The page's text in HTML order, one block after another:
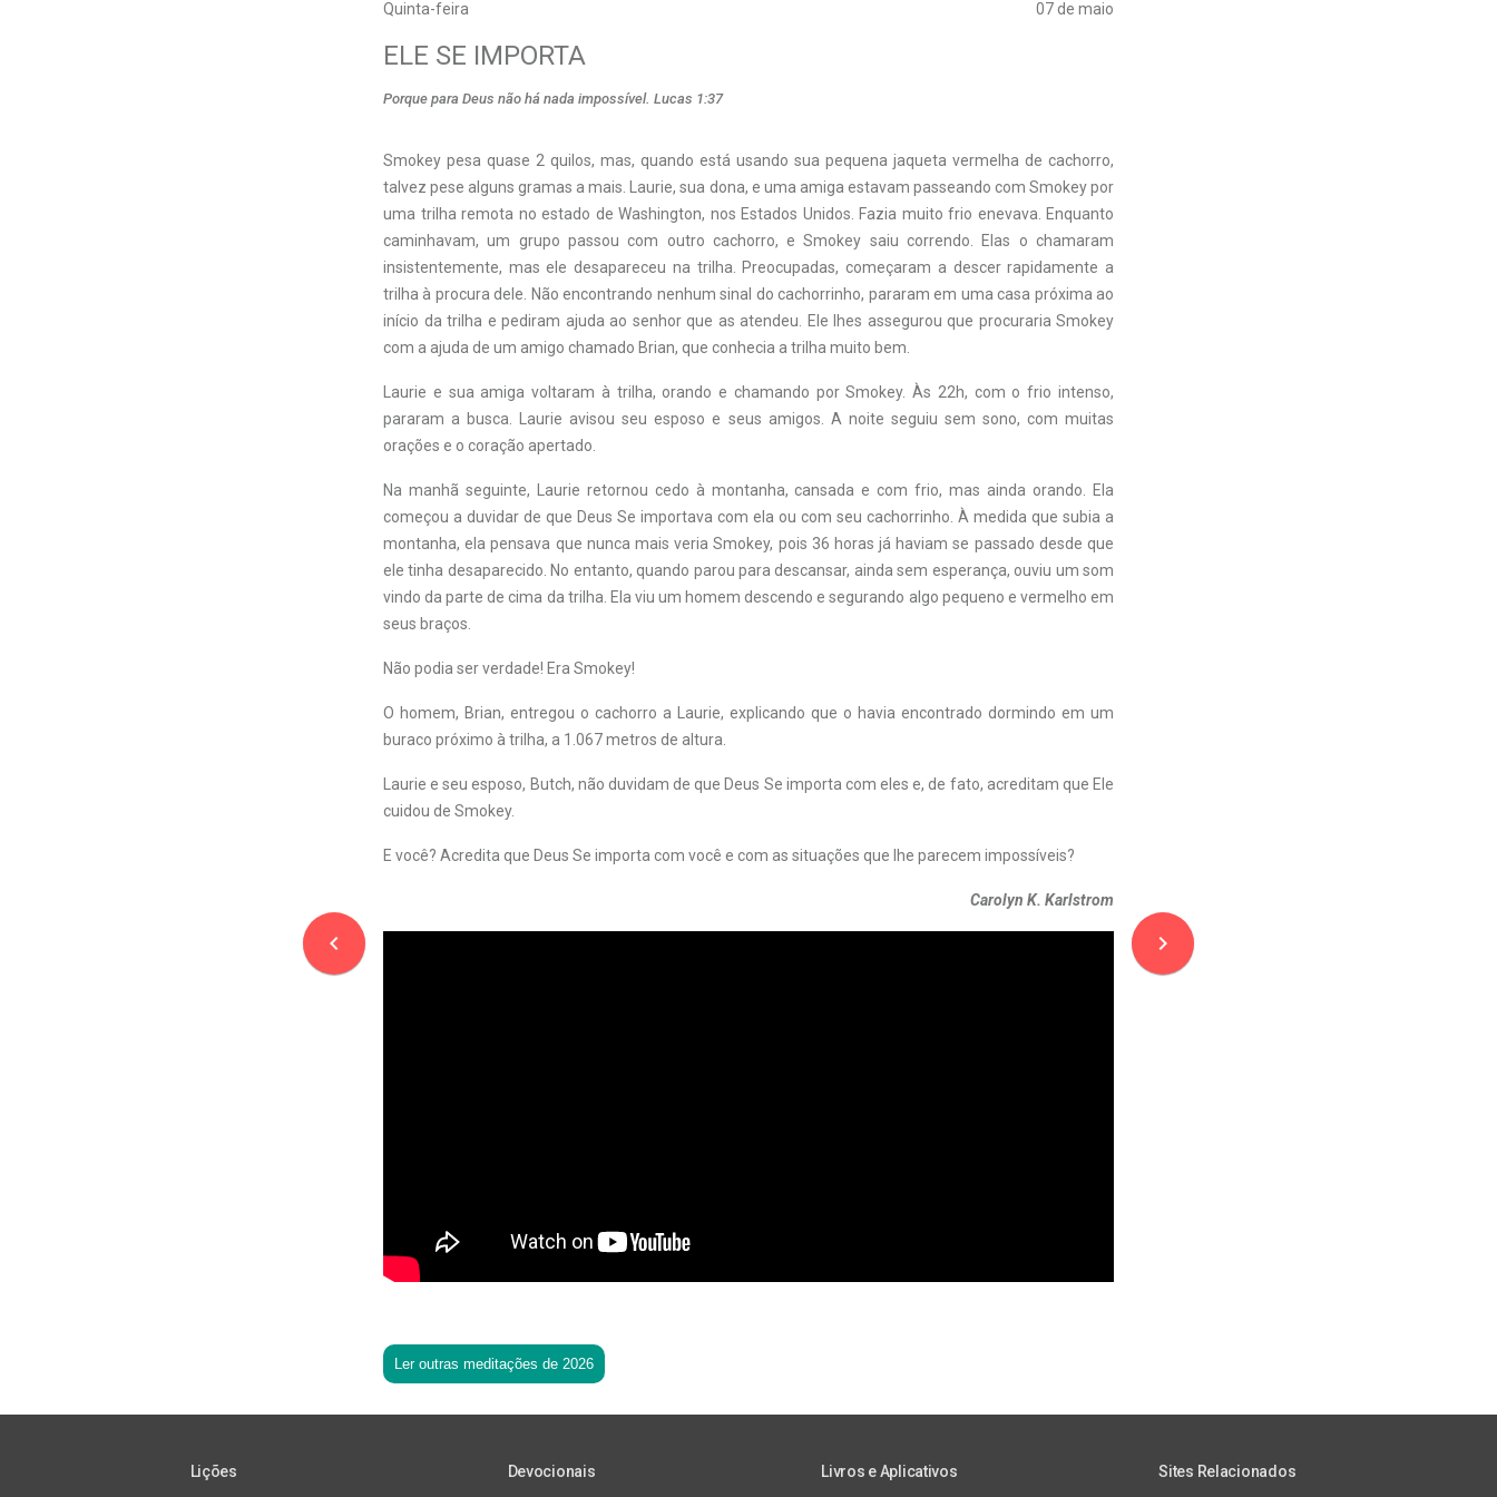
Quinta-feira 07 de maio
navigate_before
ELE SE IMPORTA
Porque para Deus não há nada impossível. Lucas 1:37
Smokey pesa quase 2 quilos, mas, quando está usando sua pequena jaqueta vermelha de cachorro,
talvez pese alguns gramas a mais. Laurie, sua dona, e uma amiga estavam passeando com Smokey por
uma trilha remota no estado de Washington, nos Estados Unidos. Fazia muito frio enevava. Enquanto
caminhavam, um grupo passou com outro cachorro, e Smokey saiu correndo. Elas o chamaram
insistentemente, mas ele desapareceu na trilha. Preocupadas, começaram a descer rapidamente a
trilha à procura dele. Não encontrando nenhum sinal do cachorrinho, pararam em uma casa próxima ao
início da trilha e pediram ajuda ao senhor que as atendeu. Ele lhes assegurou que procuraria Smokey
com a ajuda de um amigo chamado Brian, que conhecia a trilha muito bem.
Laurie e sua amiga voltaram à trilha, orando e chamando por Smokey. Às 22h, com o frio intenso,
pararam a busca. Laurie avisou seu esposo e seus amigos. A noite seguiu sem sono, com muitas
orações e o coração apertado.
Na manhã seguinte, Laurie retornou cedo à montanha, cansada e com frio, mas ainda orando. Ela
começou a duvidar de que Deus Se importava com ela ou com seu cachorrinho. À medida que subia a
montanha, ela pensava que nunca mais veria Smokey, pois 36 horas já haviam se passado desde que
ele tinha desaparecido. No entanto, quando parou para descansar, ainda sem esperança, ouviu um som
vindo da parte de cima da trilha. Ela viu um homem descendo e segurando algo pequeno e vermelho em
seus braços.
Não podia ser verdade! Era Smokey!
O homem, Brian, entregou o cachorro a Laurie, explicando que o havia encontrado dormindo em um
buraco próximo à trilha, a 1.067 metros de altura.
Laurie e seu esposo, Butch, não duvidam de que Deus Se importa com eles e, de fato, acreditam que Ele
cuidou de Smokey.
E você? Acredita que Deus Se importa com você e com as situações que lhe parecem impossíveis?
Carolyn K. Karlstrom
Ler outras meditações de 2026
navigate_next
Lições Devocionais Livros e Aplicativos Sites Relacionados